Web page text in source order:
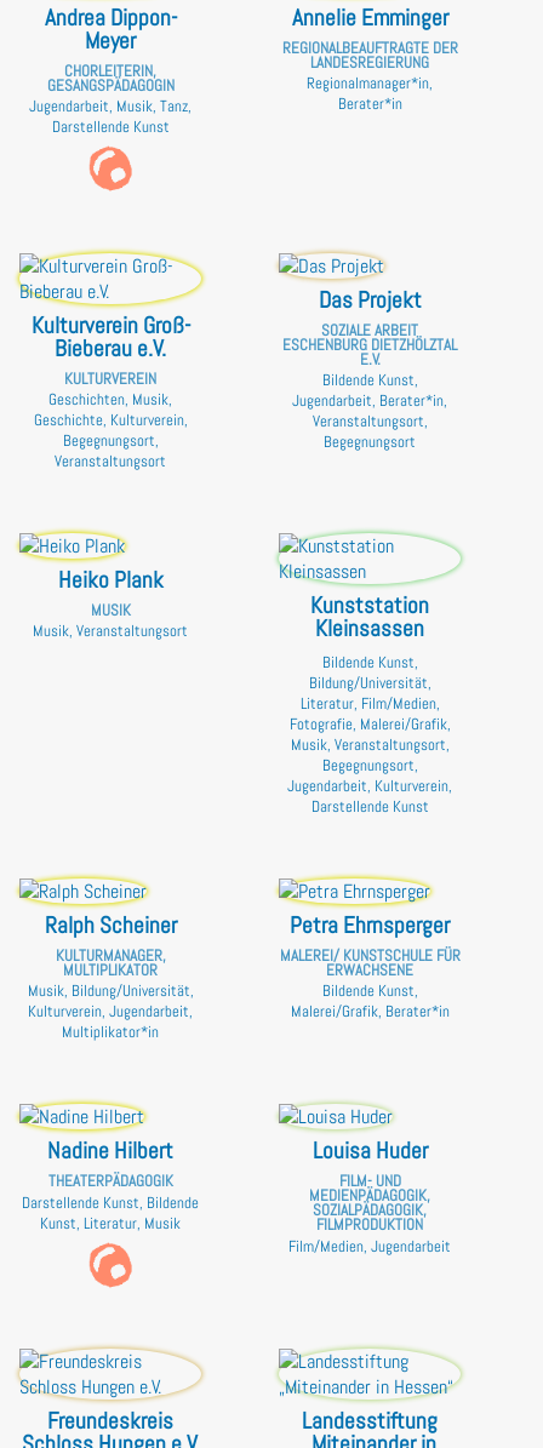
Andrea Dippon-
Meyer
CHORLEITERIN,
GESANGSPÄDAGOGIN
Jugendarbeit, Musik, Tanz,
Darstellende Kunst
Annelie Emminger
REGIONALBEAUFTRAGTE DER
LANDESREGIERUNG
Regionalmanager*in,
Berater*in
Kulturverein Groß-
Bieberau e.V.
KULTURVEREIN
Geschichten, Musik,
Geschichte, Kulturverein,
Begegnungsort,
Veranstaltungsort
Das Projekt
SOZIALE ARBEIT
ESCHENBURG DIETZHÖLZTAL
E.V.
Bildende Kunst,
Jugendarbeit, Berater*in,
Veranstaltungsort,
Begegnungsort
Heiko Plank
MUSIK
Musik, Veranstaltungsort
Kunststation
Kleinsassen
Bildende Kunst,
Bildung/Universität,
Literatur, Film/Medien,
Fotografie, Malerei/Grafik,
Musik, Veranstaltungsort,
Begegnungsort,
Jugendarbeit, Kulturverein,
Darstellende Kunst
Ralph Scheiner
KULTURMANAGER,
MULTIPLIKATOR
Musik, Bildung/Universität,
Kulturverein, Jugendarbeit,
Multiplikator*in
Petra Ehrnsperger
MALEREI/ KUNSTSCHULE FÜR
ERWACHSENE
Bildende Kunst,
Malerei/Grafik, Berater*in
Nadine Hilbert
THEATERPÄDAGOGIK
Darstellende Kunst, Bildende
Kunst, Literatur, Musik
Louisa Huder
FILM- UND
MEDIENPÄDAGOGIK,
SOZIALPÄDAGOGIK,
FILMPRODUKTION
Film/Medien, Jugendarbeit
Freundeskreis Landesstiftung